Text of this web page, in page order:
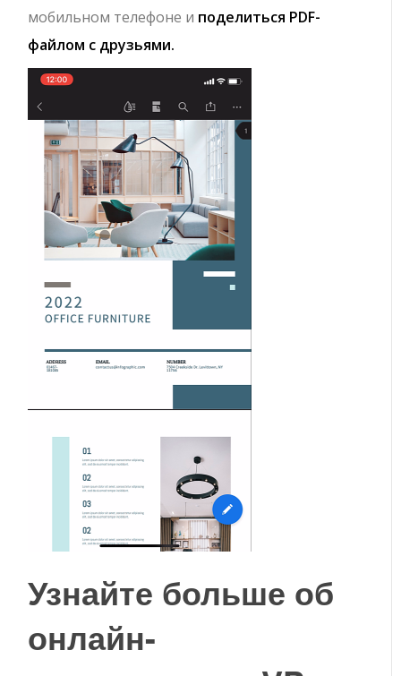
мобильном телефоне и поделиться PDF-
файлом с друзьями.
Узнайте больше об
онлайн-